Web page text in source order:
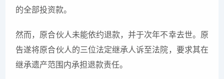
的全部投资款。
然而，原合伙人未能依约退款，并于次年不幸去世。原
告遂将原合伙人的三位法定继承人诉至法院，要求其在
继承遗产范围内承担退款责任。